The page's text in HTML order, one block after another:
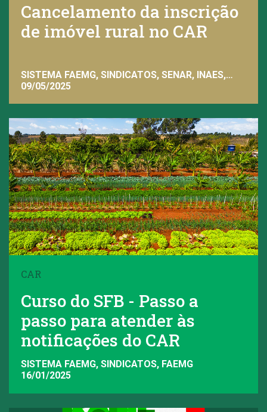
Cancelamento da inscrição
de imóvel rural no CAR
SISTEMA FAEMG, SINDICATOS, SENAR, INAES,
FAEMG
09/05/2025
CAR
Curso do SFB - Passo a
passo para atender às
notificações do CAR
SISTEMA FAEMG, SINDICATOS, FAEMG
16/01/2025